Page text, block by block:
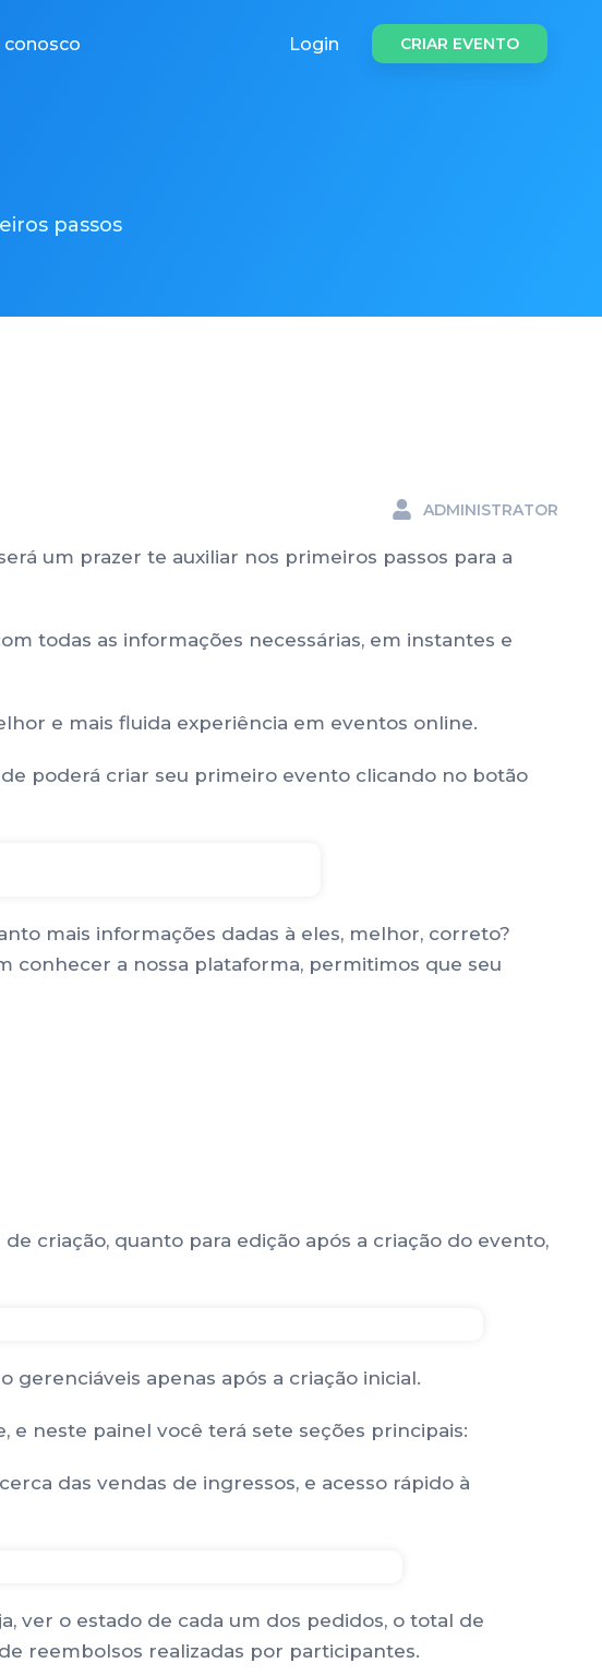
conosco Login CRIAR EVENTO
passos
ADMINISTRATOR
um prazer te auxiliar nos primeiros passos para a
todas as informações necessárias, em instantes e
e mais fluida experiência em eventos online.
poderá criar seu primeiro evento clicando no botão
mais informações dadas à eles, melhor, correto?
conhecer a nossa plataforma, permitimos que seu
criação, quanto para edição após a criação do evento,
apenas após a criação inicial.
neste painel você terá sete seções principais:
das vendas de ingressos, e acesso rápido à
ver o estado de cada um dos pedidos, o total de
reembolsos realizadas por participantes.